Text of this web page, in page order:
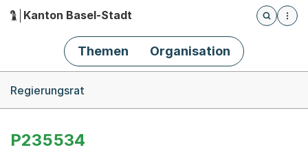
Hauptnavigation
Kanton Basel-Stadt
Öffnet
Themen Organisation
Regierungsrat
P235534